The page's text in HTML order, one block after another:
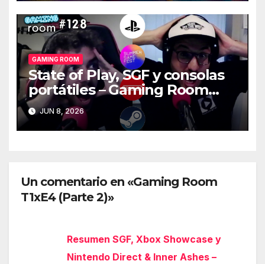
GAMING ROOM
State of Play, SGF y consolas
portátiles – Gaming Room
#128
JUN 8, 2026
Un comentario en «Gaming Room
T1xE4 (Parte 2)»
Resumen SGF, Xbox Showcase y
Nintendo Direct & Inner Ashes –